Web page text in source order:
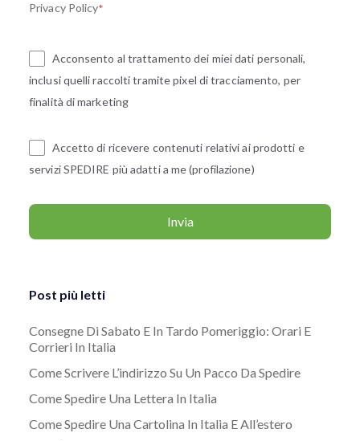
Privacy Policy*
Acconsento al trattamento dei miei dati personali,
inclusi quelli raccolti tramite pixel di tracciamento, per
finalità di marketing
Accetto di ricevere contenuti relativi ai prodotti e
servizi SPEDIRE più adatti a me (profilazione)
Post più letti
Consegne Di Sabato E In Tardo Pomeriggio: Orari E
Corrieri In Italia
Come Scrivere L’indirizzo Su Un Pacco Da Spedire
Come Spedire Una Lettera In Italia
Come Spedire Una Cartolina In Italia E All’estero